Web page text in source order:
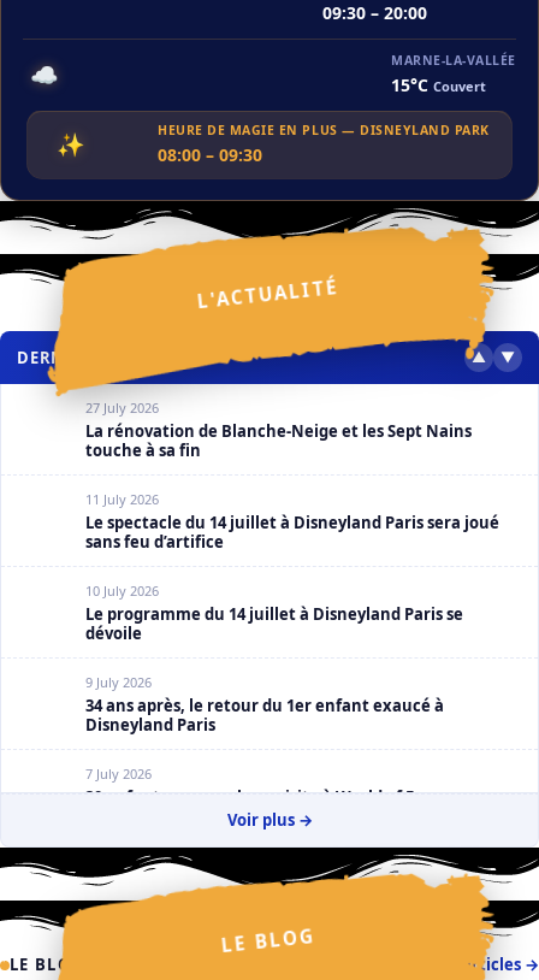
09:30 – 20:00
☁️ MARNE-LA-VALLÉE
15°CCouvert
✨ HEURE DE MAGIE EN PLUS — DISNEYLAND PARK
08:00 – 09:30
L'ACTUALITÉ
Festival Halloween Disney 2026 : ce que l’on sait
30 July 2026
DERNIERS ARTICLES ▲ ▼
27 July 2026
La rénovation de Blanche-Neige et les Sept Nains
touche à sa fin
11 July 2026
Le spectacle du 14 juillet à Disneyland Paris sera joué
sans feu d’artifice
10 July 2026
Le programme du 14 juillet à Disneyland Paris se
dévoile
9 July 2026
34 ans après, le retour du 1er enfant exaucé à
Disneyland Paris
7 July 2026
30 enfants espagnols en visite à World of Frozen
2 July 2026
La Cavalcade des Princesses Disney : Claire Salmon en
dévoile un peu plus
Voir plus →
✧
✧
✦
⋆
LE BLOG
LE BLOG Tous les articles →